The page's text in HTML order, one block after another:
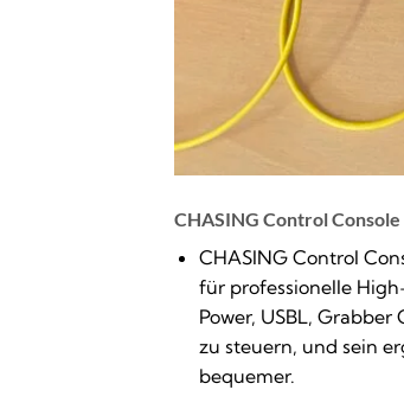
CHASING Control Console
CHASING Control
für professionelle
Power, USBL,
zu steuern, und sein
bequemer.